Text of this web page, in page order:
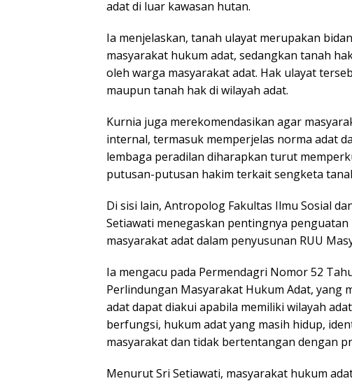
adat di luar kawasan hutan.
Ia menjelaskan, tanah ulayat merupakan
masyarakat hukum adat, sedangkan tanah
oleh warga masyarakat adat. Hak ulayat
maupun tanah hak di wilayah adat.
Kurnia juga merekomendasikan agar
internal, termasuk memperjelas norma adat
lembaga peradilan diharapkan turut
putusan-putusan hakim terkait sengketa
Di sisi lain, Antropolog Fakultas Ilmu Sosial
Setiawati menegaskan pentingnya
masyarakat adat dalam penyusunan RUU
Ia mengacu pada Permendagri Nomor 52
Perlindungan Masyarakat Hukum Adat, yang
adat dapat diakui apabila memiliki wilayah
berfungsi, hukum adat yang masih hidup,
masyarakat dan tidak bertentangan dengan
Menurut Sri Setiawati, masyarakat hukum